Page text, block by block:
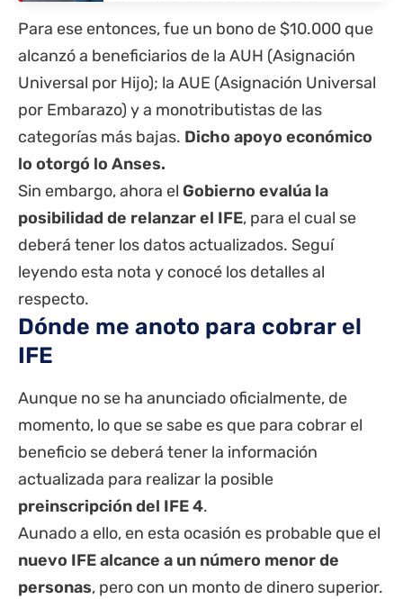
Para ese entonces, fue un bono de $10.000 que
alcanzó a beneficiarios de la AUH (Asignación
Universal por Hijo); la AUE (Asignación Universal
por Embarazo) y a monotributistas de las
categorías más bajas. Dicho apoyo económico
lo otorgó lo Anses.
Sin embargo, ahora el Gobierno evalúa la
posibilidad de relanzar el IFE, para el cual se
deberá tener los datos actualizados. Seguí
leyendo esta nota y conocé los detalles al
respecto.
Dónde me anoto para cobrar el
IFE
Aunque no se ha anunciado oficialmente, de
momento, lo que se sabe es que para cobrar el
beneficio se deberá tener la información
actualizada para realizar la posible
preinscripción del IFE 4.
Aunado a ello, en esta ocasión es probable que el
nuevo IFE alcance a un número menor de
personas, pero con un monto de dinero superior.